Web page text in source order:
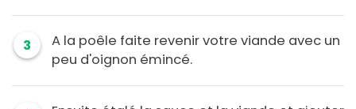
3
A la poêle faite revenir votre viande avec un
peu d'oignon émincé.